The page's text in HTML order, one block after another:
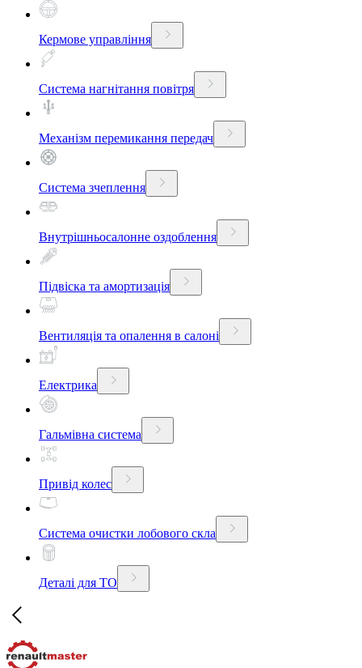
Кермове управління
Система нагнітання повітря
Механізм перемикання передач
Система зчеплення
Внутрішньосалонне оздоблення
Підвіска та амортизація
Вентиляція та опалення в салоні
Електрика
Гальмівна система
Привід колес
Система очистки лобового скла
Деталі для ТО